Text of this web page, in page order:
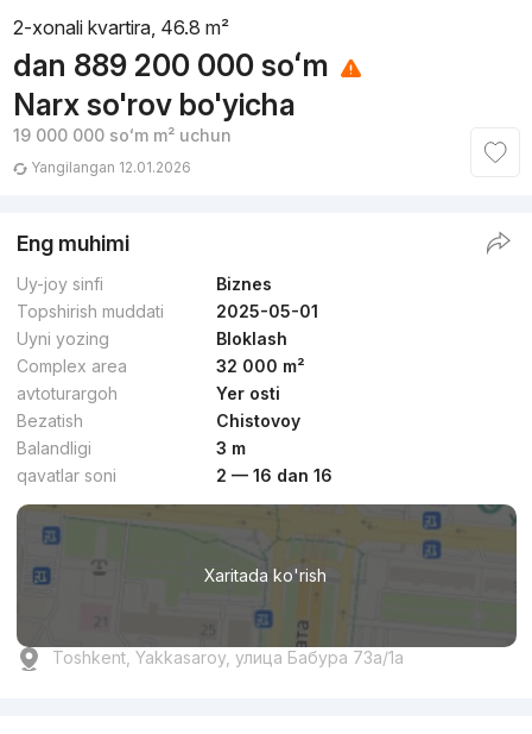
2-xonali kvartira, 46.8 m²
dan 889 200 000 soʻm
Narx so'rov bo'yicha
19 000 000 soʻmm² uchun
Yangilangan 12.01.2026
Eng muhimi
Uy-joy sinfi
Biznes
Topshirish muddati
2025-05-01
Uyni yozing
Bloklash
Complex area
32 000 m²
avtoturargoh
Yer osti
Bezatish
Chistovoy
Balandligi
3 m
qavatlar soni
2 — 16 dan 16
Xaritada ko'rish
Toshkent, Yakkasaroy, улица Бабура 73a/1a